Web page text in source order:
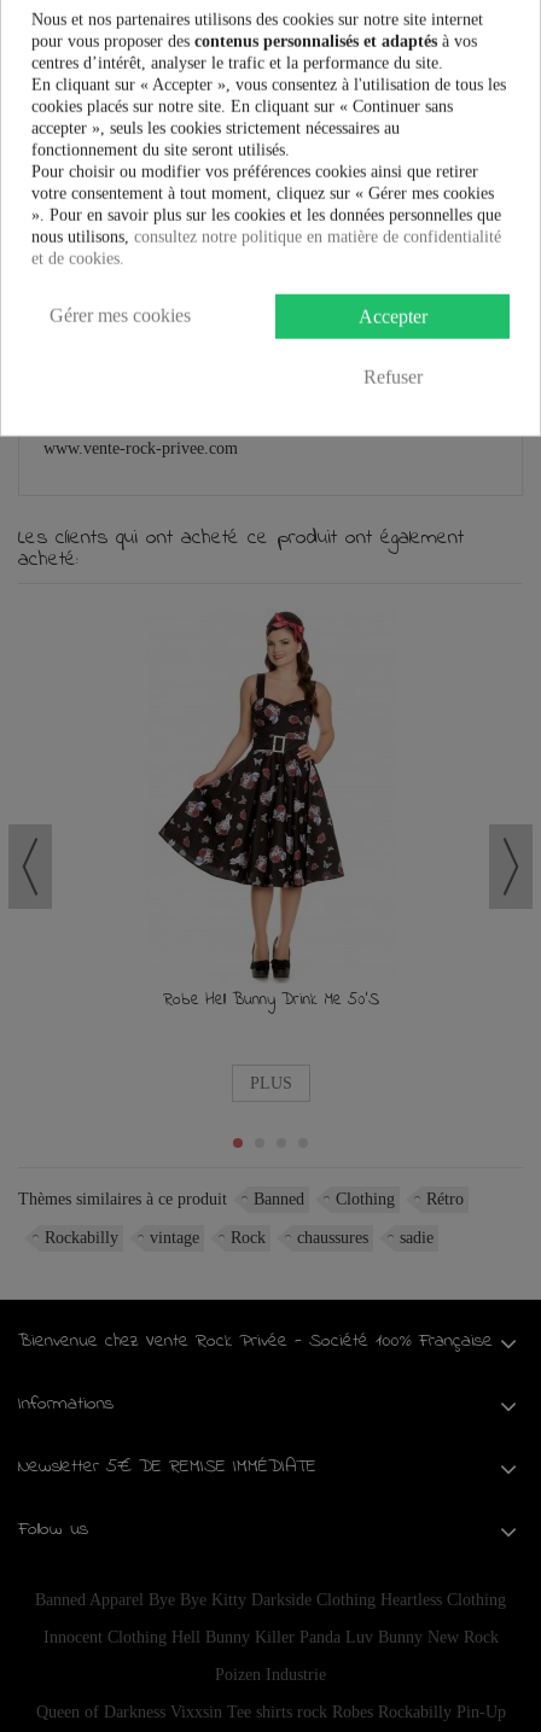
Plus que100,00 € et la livraison est offerte !
Guide des tailles
En savoir plus
Marque
www.vente-rock-privee.com
Les clients qui ont acheté ce produit ont également
acheté:
Robe Hell Bunny Drink Me 50'S
PLUS
Thèmes similaires à ce produit Banned Clothing Rétro
Rockabilly vintage Rock chaussures sadie
Bienvenue chez Vente Rock Privée - Société 100% Française
Informations
Newsletter 5€ DE REMISE IMMÉDIATE
Follow us
Banned Apparel Bye Bye Kitty Darkside Clothing Heartless Clothing
Innocent Clothing Hell Bunny Killer Panda Luv Bunny New Rock
Poizen Industrie
Queen of Darkness Vixxsin Tee shirts rock Robes Rockabilly Pin-Up
Nous et nos partenaires utilisons des cookies sur notre site internet
pour vous proposer des contenus personnalisés et adaptés à vos
centres d’intérêt, analyser le trafic et la performance du site.
En cliquant sur « Accepter », vous consentez à l'utilisation de tous les
cookies placés sur notre site. En cliquant sur « Continuer sans
accepter », seuls les cookies strictement nécessaires au
fonctionnement du site seront utilisés.
Pour choisir ou modifier vos préférences cookies ainsi que retirer
votre consentement à tout moment, cliquez sur « Gérer mes cookies
». Pour en savoir plus sur les cookies et les données personnelles que
nous utilisons, consultez notre politique en matière de confidentialité
et de cookies.
Accepter
Refuser
Gérer mes cookies